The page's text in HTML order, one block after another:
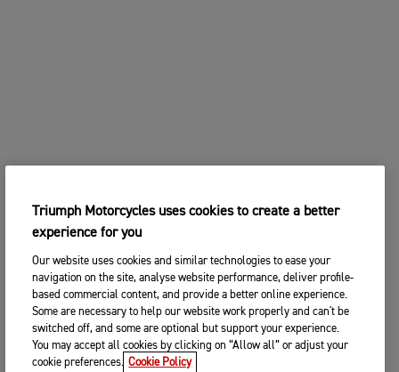
Triumph Motorcycles uses cookies to create a better
experience for you
Our website uses cookies and similar technologies to ease your
navigation on the site, analyse website performance, deliver profile-
based commercial content, and provide a better online experience.
Some are necessary to help our website work properly and can't be
switched off, and some are optional but support your experience.
You may accept all cookies by clicking on “Allow all” or adjust your
cookie preferences. Cookie Policy